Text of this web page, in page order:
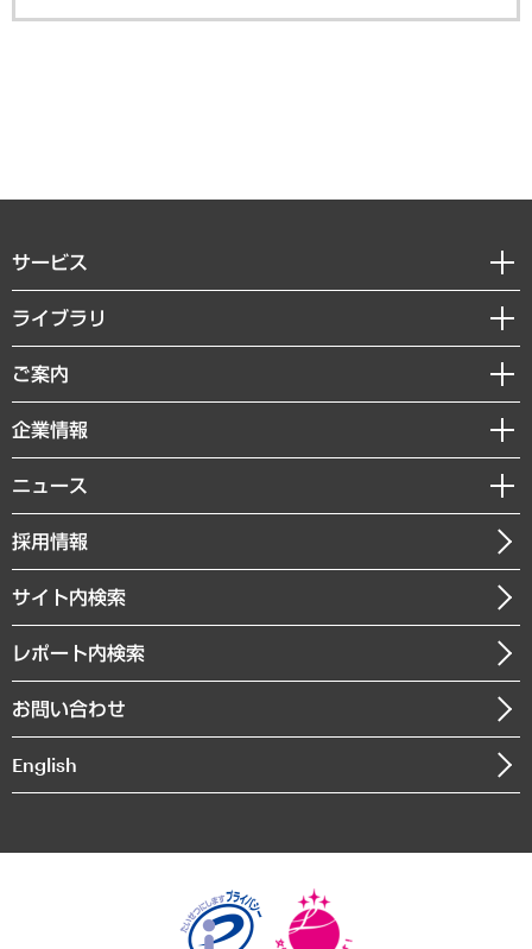
サービス
経営戦略
組織・人事戦略
デジタルイノベーション
共生・ダイバーシティ
GRC（ガバナンス・リスク・コンプライアンス）・防災（政策）
経済・産業・雇用・労働
まちづくり・観光・交通・スポーツ・スマートシティ
自然資源・農林水産業・食料システム
ライブラリ
経済調査
レポート
コラム
経営用語集
受託・受注実績（官公庁関連）
メディア掲載・出演
ご案内
セミナー・イベント情報
MUFGビジネスセミナー
受託案件情報
企業情報
私たちの想い
社長メッセージ
会社概要
沿革
組織図・本部部室紹介
インドネシア現地法人
個人情報保護方針
ニュース
ニュースリリース
お知らせ
採用情報
サイト内検索
レポート内検索
お問い合わせ
English